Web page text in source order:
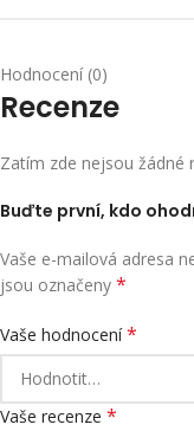
Hodnocení (0)
Recenze
Zatím zde nejsou žádné
Buďte první, kdo
Vaše e-mailová adresa
jsou označeny *
Vaše hodnocení*
Vaše recenze *